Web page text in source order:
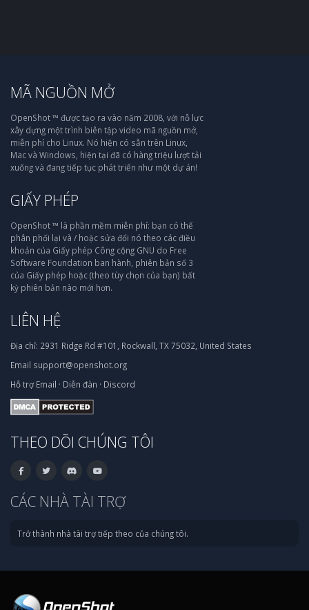
MÃ NGUỒN MỞ
OpenShot ™ được tạo ra vào năm 2008, với nỗ lực
xây dựng một trình biên tập video mã nguồn mở,
miễn phí cho Linux. Nó hiện có sẵn trên Linux,
Mac và Windows, hiện tại đã có hàng triệu lượt tải
xuống và đang tiếp tục phát triển như một dự án!
GIẤY PHÉP
OpenShot ™ là phần mềm miễn phí: bạn có thể
phân phối lại và / hoặc sửa đổi nó theo các điều
khoản của Giấy phép Công cộng GNU do Free
Software Foundation ban hành, phiên bản số 3
của Giấy phép hoặc (theo tùy chọn của bạn) bất
kỳ phiên bản nào mới hơn.
LIÊN HỆ
Địa chỉ: 2931 Ridge Rd #101, Rockwall, TX 75032, United States
Email support@openshot.org
Hỗ trợ Email · Diễn đàn · Discord
THEO DÕI CHÚNG TÔI
CÁC NHÀ TÀI TRỢ
Trở thành nhà tài trợ tiếp theo của chúng tôi.